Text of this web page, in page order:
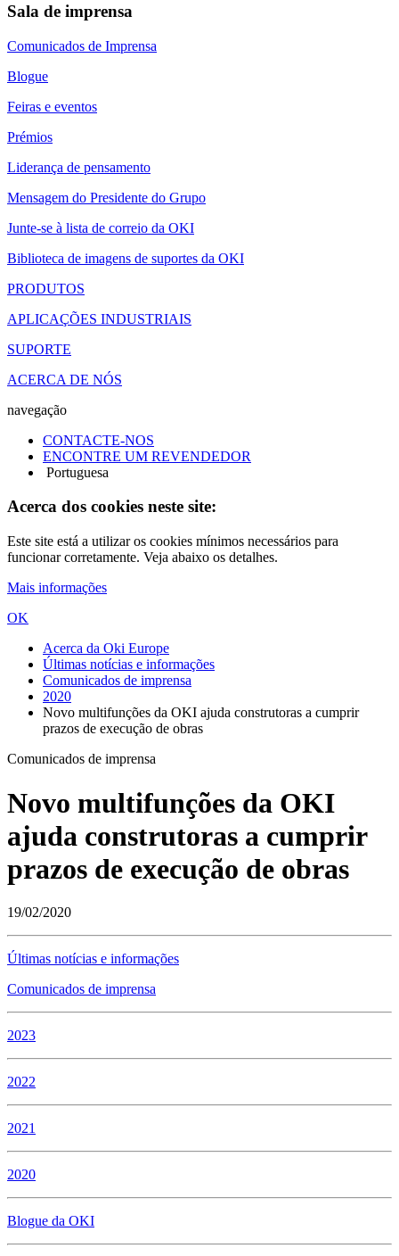
Sala de imprensa
Comunicados de Imprensa
Blogue
Feiras e eventos
Prémios
Liderança de pensamento
Mensagem do Presidente do Grupo
Junte-se à lista de correio da OKI
Biblioteca de imagens de suportes da OKI
PRODUTOS
APLICAÇÕES INDUSTRIAIS
SUPORTE
ACERCA DE NÓS
navegação
CONTACTE-NOS
ENCONTRE UM REVENDEDOR
Portuguesa
Acerca dos cookies neste site:
Este site está a utilizar os cookies mínimos necessários para
funcionar corretamente. Veja abaixo os detalhes.
Mais informações
OK
Acerca da Oki Europe
Últimas notícias e informações
Comunicados de imprensa
2020
Novo multifunções da OKI ajuda construtoras a cumprir
prazos de execução de obras
Comunicados de imprensa
Novo multifunções da OKI
ajuda construtoras a cumprir
prazos de execução de obras
19/02/2020
Últimas notícias e informações
Comunicados de imprensa
2023
2022
2021
2020
Blogue da OKI